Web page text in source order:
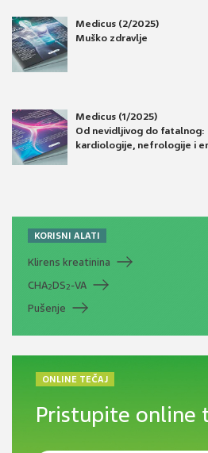
Medicus (2/2025)
Muško zdravlje
Medicus (1/2025)
Od nevidljivog do fatalnog:
kardiologije, nefrologije i
KORISNI ALATI
Klirens kreatinina
CHA2DS2-VA
Pušenje
ONLINE TEČAJ
Pristupite online